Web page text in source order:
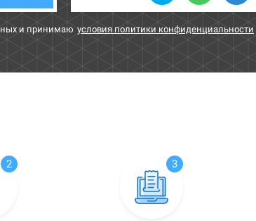
и принимаю условия политики конфиденциальности
2 3